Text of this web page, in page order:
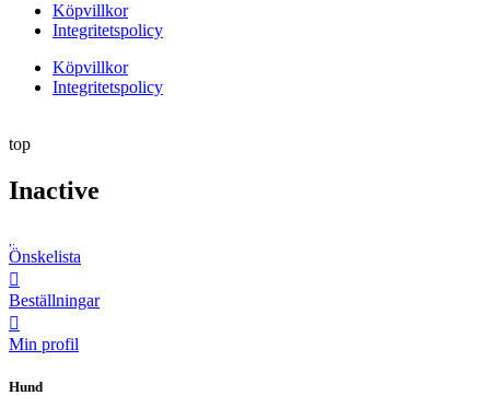
Köpvillkor
Integritetspolicy
Köpvillkor
Integritetspolicy
top
Inactive
Önskelista
Beställningar
Min profil
Hund